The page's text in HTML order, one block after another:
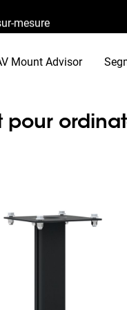
mesure
Mount Advisor
pour